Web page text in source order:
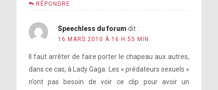
RÉPONDRE
Speechless du forum dit :
16 MARS 2010 À 16 H 55 MIN
Il faut arrêter de faire porter le chapeau aux autres,
dans ce cas, à Lady Gaga. Les « prédateurs sexuels »
n’ont pas besoin de voir ce clip pour avoir un